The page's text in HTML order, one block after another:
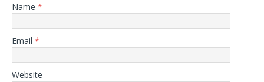
Name *
Email *
Website